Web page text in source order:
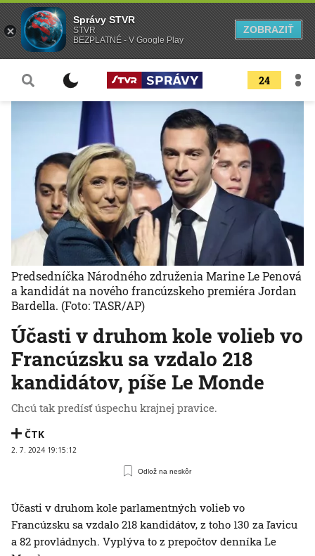
24
Účasti v druhom kole volieb vo
Francúzsku sa vzdalo 218
kandidátov, píše Le Monde
Chcú tak predísť úspechu krajnej pravice.
ČTK
2. 7. 2024 19:15:12
Odlož na neskôr
Predsedníčka Národného združenia Marine Le Penová
a kandidát na nového francúzskeho premiéra Jordan
Bardella. (Foto: TASR/AP)
Účasti v druhom kole parlamentných volieb vo
Francúzsku sa vzdalo 218 kandidátov, z toho 130 za ľavicu
a 82 provládnych. Vyplýva to z prepočtov denníka Le
Správy STVR
STVR
BEZPLATNÉ - V Google Play
ZOBRAZIŤ